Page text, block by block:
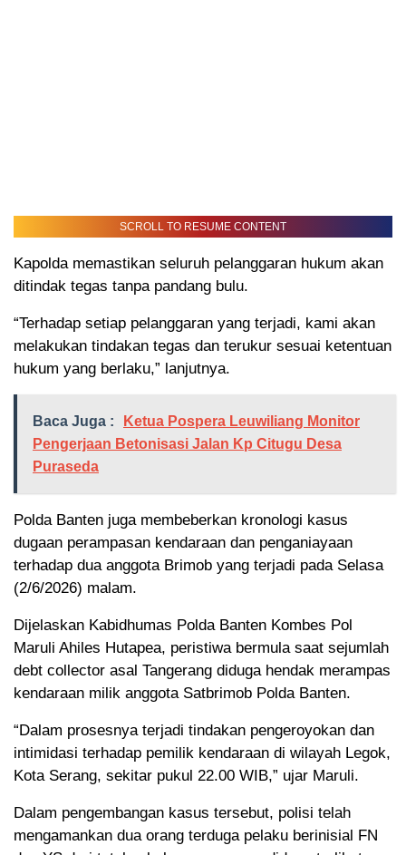
SCROLL TO RESUME CONTENT
Kapolda memastikan seluruh pelanggaran hukum akan
ditindak tegas tanpa pandang bulu.
“Terhadap setiap pelanggaran yang terjadi, kami akan
melakukan tindakan tegas dan terukur sesuai ketentuan
hukum yang berlaku,” lanjutnya.
Baca Juga :
Ketua Pospera Leuwiliang Monitor
Pengerjaan Betonisasi Jalan Kp Citugu Desa
Puraseda
Polda Banten juga membeberkan kronologi kasus
dugaan perampasan kendaraan dan penganiayaan
terhadap dua anggota Brimob yang terjadi pada Selasa
(2/6/2026) malam.
Dijelaskan Kabidhumas Polda Banten Kombes Pol
Maruli Ahiles Hutapea, peristiwa bermula saat sejumlah
debt collector asal Tangerang diduga hendak merampas
kendaraan milik anggota Satbrimob Polda Banten.
“Dalam prosesnya terjadi tindakan pengeroyokan dan
intimidasi terhadap pemilik kendaraan di wilayah Legok,
Kota Serang, sekitar pukul 22.00 WIB,” ujar Maruli.
Dalam pengembangan kasus tersebut, polisi telah
mengamankan dua orang terduga pelaku berinisial FN